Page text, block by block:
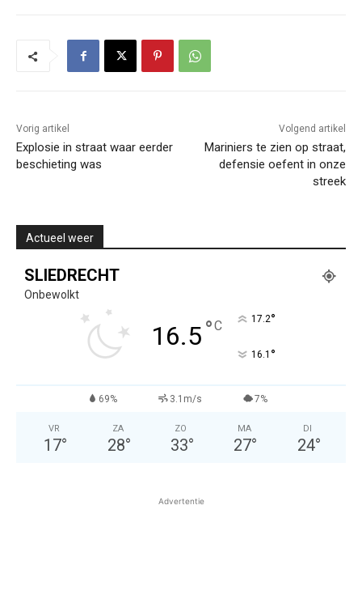
Vorig artikel
Explosie in straat waar eerder
beschieting was
Volgend artikel
Mariniers te zien op straat,
defensie oefent in onze
streek
Actueel weer
SLIEDRECHT
Onbewolkt
16.5°C 17.2°
16.1 °
69% 3.1m/s 7%
VR
17°
ZA
28°
ZO
33°
MA
27°
DI
24°
Advertentie